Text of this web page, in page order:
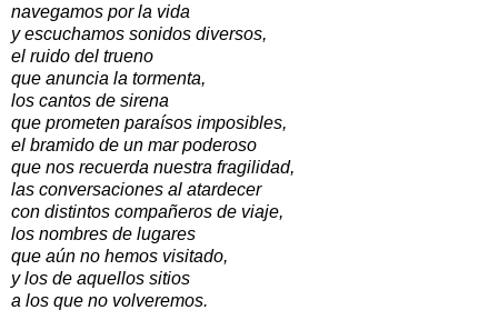
navegamos por la vida
y escuchamos sonidos diversos,
el ruido del trueno
que anuncia la tormenta,
los cantos de sirena
que prometen paraísos imposibles,
el bramido de un mar poderoso
que nos recuerda nuestra fragilidad,
las conversaciones al atardecer
con distintos compañeros de viaje,
los nombres de lugares
que aún no hemos visitado,
y los de aquellos sitios
a los que no volveremos.